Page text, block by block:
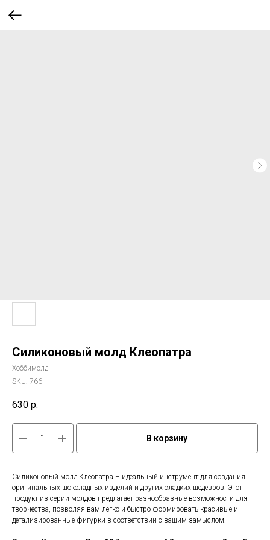
Силиконовый молд Клеопатра
Хоббимолд
SKU: 766
630 р.
В корзину
Силиконовый молд Клеопатра – идеальный инструмент для создания
оригинальных шоколадных изделий и других сладких шедевров. Этот
продукт из серии молдов предлагает разнообразные возможности для
творчества, позволяя вам легко и быстро формировать красивые и
детализированные фигурки в соответствии с вашим замыслом.